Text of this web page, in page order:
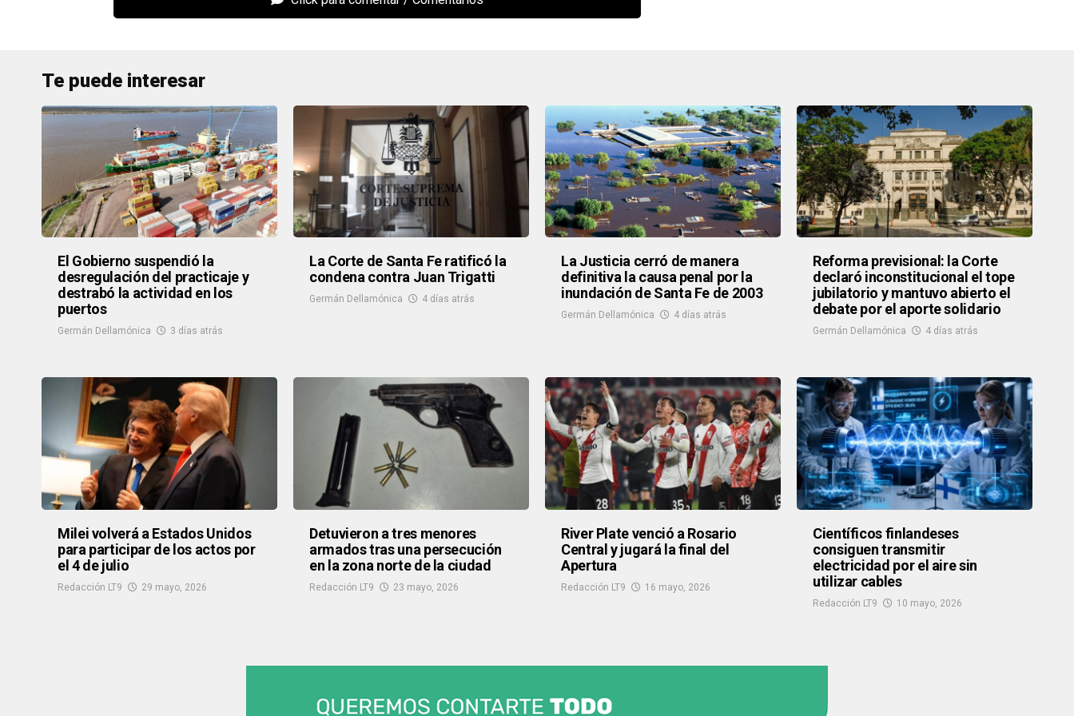
Te puede interesar
El Gobierno suspendió la
desregulación del practicaje y
destrabó la actividad en los
puertos
Germán Dellamónica 3 días atrás
La Corte de Santa Fe ratificó la
condena contra Juan Trigatti
Germán Dellamónica 4 días atrás
La Justicia cerró de manera
definitiva la causa penal por la
inundación de Santa Fe de 2003
Germán Dellamónica 4 días atrás
Reforma previsional: la Corte
declaró inconstitucional el tope
jubilatorio y mantuvo abierto el
debate por el aporte solidario
Germán Dellamónica 4 días atrás
Milei volverá a Estados Unidos
para participar de los actos por
el 4 de julio
Redacción LT9 29 mayo, 2026
Detuvieron a tres menores
armados tras una persecución
en la zona norte de la ciudad
Redacción LT9 23 mayo, 2026
River Plate venció a Rosario
Central y jugará la final del
Apertura
Redacción LT9 16 mayo, 2026
Científicos finlandeses
consiguen transmitir
electricidad por el aire sin
utilizar cables
Redacción LT9 10 mayo, 2026